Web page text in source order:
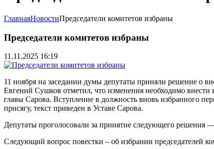
ГлавнаяНовостиПредседатели комитетов избраны
Председатели комитетов избраны
11.11.2025 16:19
11 ноября на заседании думы депутаты приняли решение о
Евгений Сушков отметил, что изменения необходимо внести
главы Сарова. Вступление в должность вновь избранного
присягу, текст приведен в Уставе Сарова.
Депутаты проголосовали за принятие следующего решения
Следующий вопрос повестки – об избрании председателей